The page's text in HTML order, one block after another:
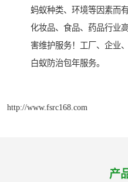
蚂蚁种类、环境等因素而有
化妆品、食品、药品行业
害维护服务！工厂、企业
白蚁防治包年服务。
http://www.fsrc168.com
产